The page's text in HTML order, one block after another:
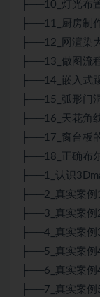
├──10_灯光布
├──11_厨房制
├──12_网渲染
├──13_做图流
├──14_ 嵌入式
├──15_弧形门
├──16_天花角
├──17_窗台板
├──18_正确布
├──1_认识
├──2_真实案
├──3_真实案
├──4_真实案
├──5_真实案
├──6_真实案
├──7_真实案